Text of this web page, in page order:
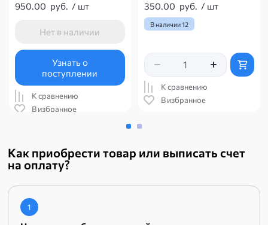
950.00 руб. / шт
Нет в наличии
Узнать о
поступлении
К сравнению
В избранное
В наличии12
350.00 руб. / шт
К сравнению
В избранное
Как приобрести товар или выписать счет
на оплату?
1